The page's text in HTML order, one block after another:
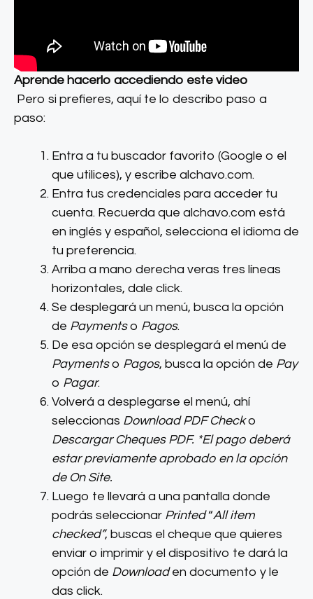
Aprende hacerlo accediendo este video
Pero si prefieres, aquí te lo describo paso a
paso:
Entra a tu buscador favorito (Google o el
que utilices), y escribe alchavo.com.
Entra tus credenciales para acceder tu
cuenta. Recuerda que alchavo.com está
en inglés y español, selecciona el idioma de
tu preferencia.
Arriba a mano derecha veras tres líneas
horizontales, dale click.
Se desplegará un menú, busca la opción
de Paymentso Pagos.
De esa opción se desplegará el menú de
Paymentso Pagos, busca la opción de Pay
o Pagar.
Volverá a desplegarse el menú, ahí
seleccionas Download PDF Checko
Descargar Cheques PDF. *El pago deberá
estar previamente aprobado en la opción
de On Site.
Luego te llevará a una pantalla donde
podrás seleccionar Printed“All item
checked”, buscas el cheque que quieres
enviar o imprimir y el dispositivo te dará la
opción de Downloaden documento y le
das click.